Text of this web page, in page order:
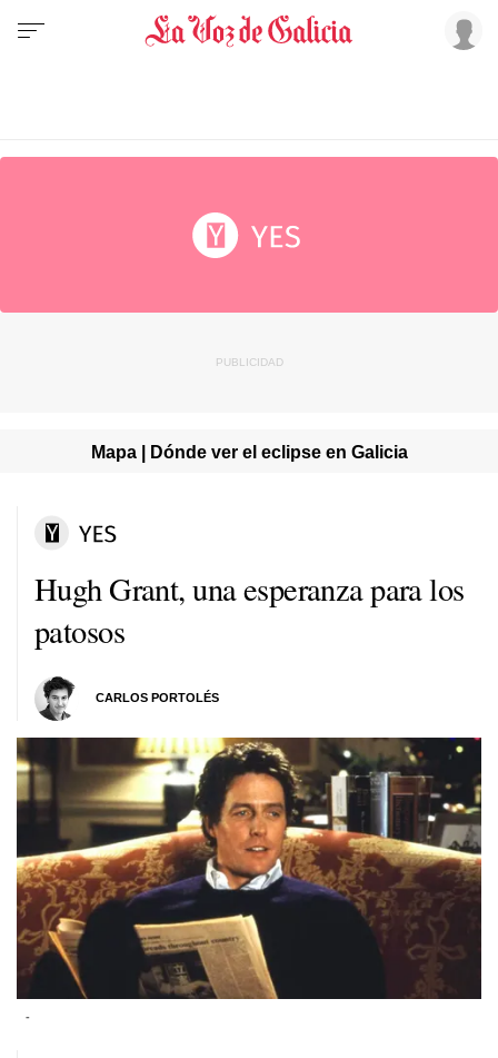
Mapa | Dónde ver el eclipse en Galicia
Hugh Grant, una esperanza para los
patosos
CARLOS PORTOLÉS
-